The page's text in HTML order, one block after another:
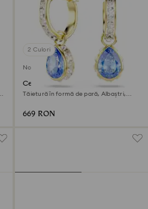
2 Culori
Nou
Cercei cu drop Chroma
Tăietură în formă de pară, Albaștri,
669 RON